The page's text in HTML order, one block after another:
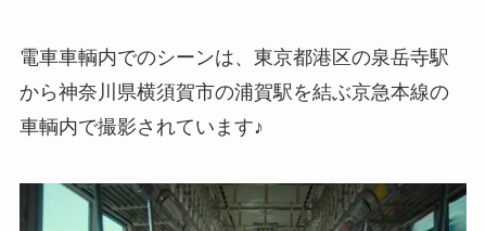
電車車輌内でのシーンは、東京都港区の泉岳寺駅
から神奈川県横須賀市の浦賀駅を結ぶ京急本線の
車輌内で撮影されています♪